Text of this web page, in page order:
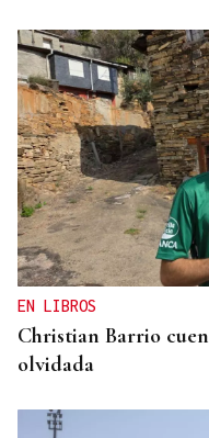
EN LIBROS
Christian Barrio
olvidada